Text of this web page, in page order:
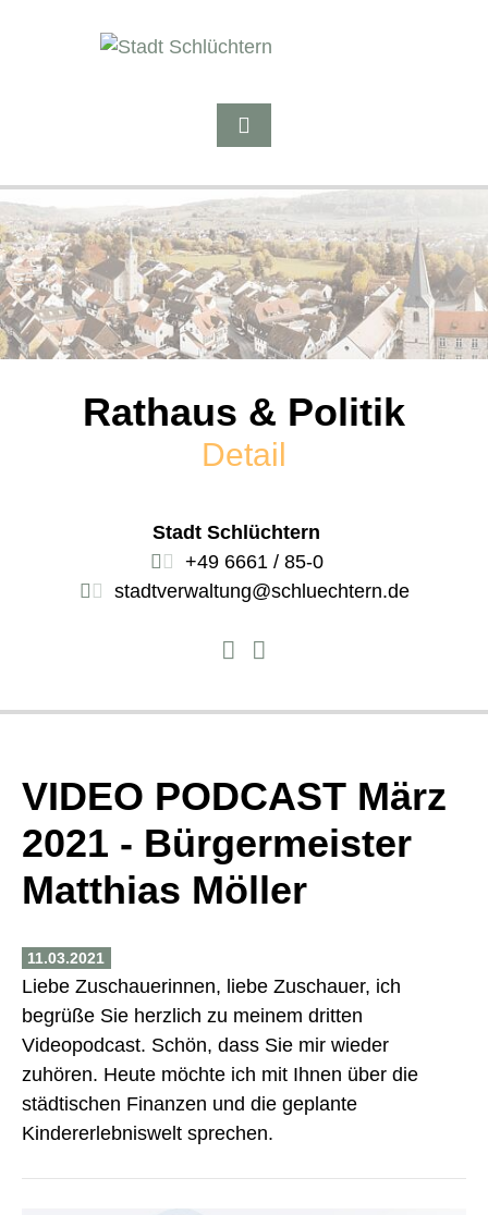
Rathaus & Politik
Detail
Stadt Schlüchtern
+49 6661 / 85-0
stadtverwaltung@schluechtern.de
VIDEO PODCAST März
2021 - Bürgermeister
Matthias Möller
11.03.2021
Liebe Zuschauerinnen, liebe Zuschauer, ich
begrüße Sie herzlich zu meinem dritten
Videopodcast. Schön, dass Sie mir wieder
zuhören. Heute möchte ich mit Ihnen über die
städtischen Finanzen und die geplante
Kindererlebniswelt sprechen.